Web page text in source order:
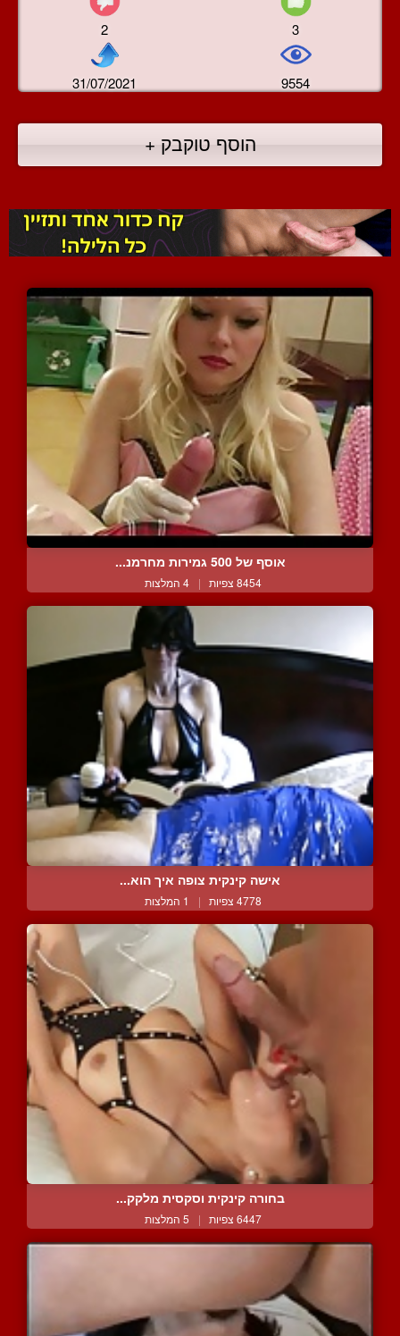
2 3
31/07/2021 9554
הוסף טוקבק +
אוסף של 500 גמירות מחרמנ...
8454 צפיות | 4 המלצות
אישה קינקית צופה איך הוא...
4778 צפיות | 1 המלצות
בחורה קינקית וסקסית מלקק...
6447 צפיות | 5 המלצות